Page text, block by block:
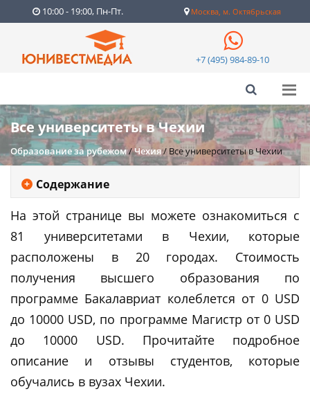
10:00 - 19:00, Пн-Пт. Москва, м. Октябрьская
+7 (495) 984-89-10
Все университеты в Чехии
Образование за рубежом/Чехия/Все университеты в Чехии
Содержание
На этой странице вы можете ознакомиться с
81 университетами в Чехии, которые
расположены в 20 городах. Стоимость
получения высшего образования по
программе Бакалавриат колеблется от 0 USD
до 10000 USD, по программе Магистр от 0 USD
до 10000 USD. Прочитайте подробное
описание и отзывы студентов, которые
обучались в вузах Чехии.